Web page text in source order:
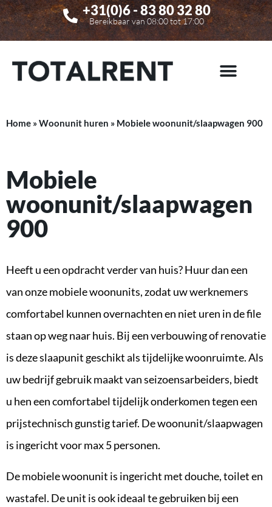
+31(0)6 - 83 80 32 80
Bereikbaar van 08:00 tot 17:00
Home »Woonunit huren » Mobiele woonunit/slaapwagen 900
Mobiele
woonunit/slaapwagen
900
Heeft u een opdracht verder van huis? Huur dan een
van onze mobiele woonunits, zodat uw werknemers
comfortabel kunnen overnachten en niet uren in de file
staan op weg naar huis. Bij een verbouwing of renovatie
is deze slaapunit geschikt als tijdelijke woonruimte. Als
uw bedrijf gebruik maakt van seizoensarbeiders, biedt
u hen een comfortabel tijdelijk onderkomen tegen een
prijstechnisch gunstig tarief. De woonunit/slaapwagen
is ingericht voor max 5 personen.
De mobiele woonunit is ingericht met douche, toilet en
wastafel. De unit is ook ideaal te gebruiken bij een